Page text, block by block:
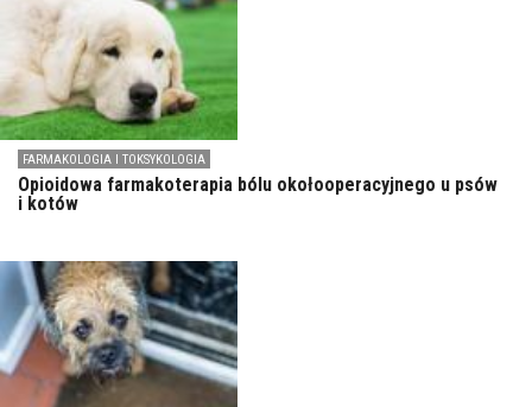
FARMAKOLOGIA I TOKSYKOLOGIA
Opioidowa farmakoterapia bólu okołooperacyjnego u psów
i kotów